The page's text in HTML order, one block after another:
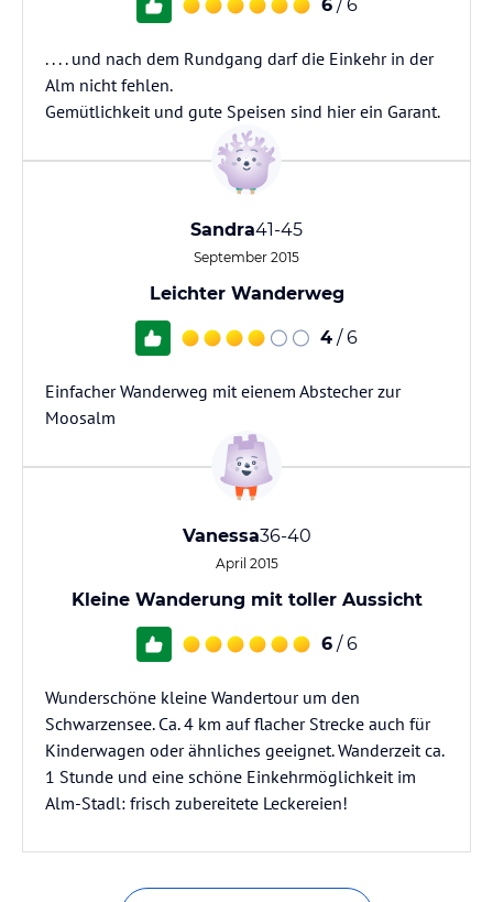
6 / 6
. . . . und nach dem Rundgang darf die Einkehr in der
Alm nicht fehlen.
Gemütlichkeit und gute Speisen sind hier ein Garant.
Sandra41-45
September 2015
Leichter Wanderweg
4 / 6
Einfacher Wanderweg mit eienem Abstecher zur
Moosalm
Vanessa36-40
April 2015
Kleine Wanderung mit toller Aussicht
6 / 6
Wunderschöne kleine Wandertour um den
Schwarzensee. Ca. 4 km auf flacher Strecke auch für
Kinderwagen oder ähnliches geeignet. Wanderzeit ca.
1 Stunde und eine schöne Einkehrmöglichkeit im
Alm-Stadl: frisch zubereitete Leckereien!